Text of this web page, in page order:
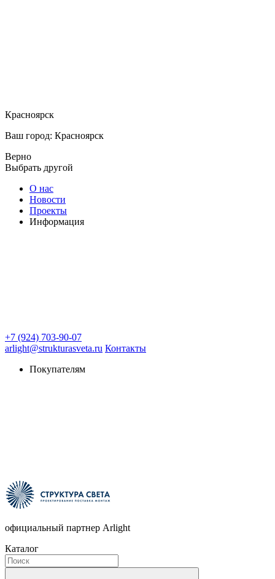
Красноярск
Ваш город: Красноярск
Верно
Выбрать другой
О нас
Новости
Проекты
Информация
+7 (924) 703-90-07
arlight@strukturasveta.ru Контакты
Покупателям
официальный партнер Arlight
Каталог